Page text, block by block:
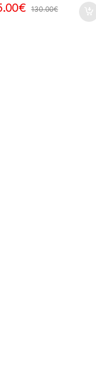
€ 130.00€